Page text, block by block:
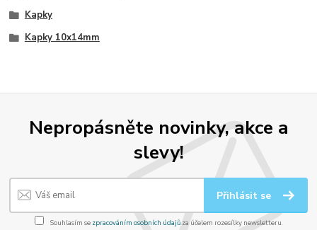
Kapky
Kapky 10x14mm
Nepropásněte novinky, akce a
slevy!
Přihlásit se
Souhlasím se zpracováním osobních údajůza účelem rozesílky newsletteru.